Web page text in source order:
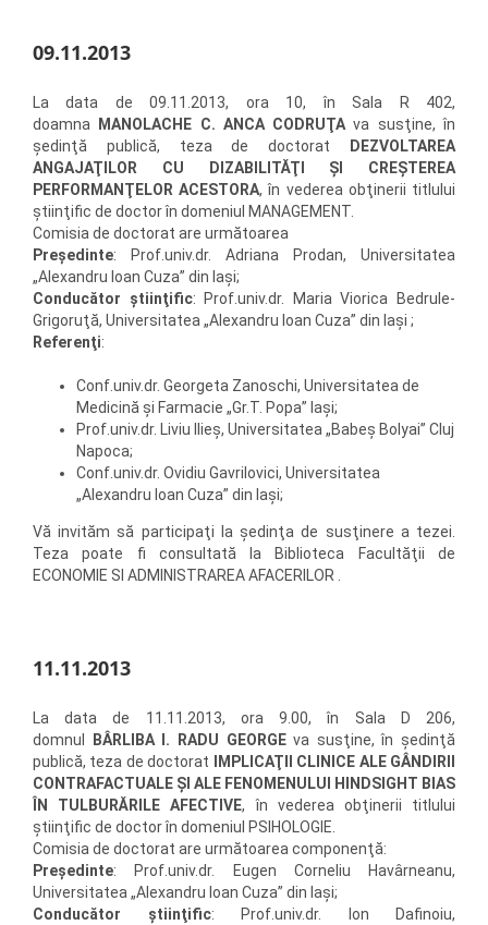
09.11.2013
La data de 09.11.2013, ora 10, în Sala R 402,
doamna
MANOLACHE C. ANCA CODRUŢA va susţine, în
şedinţă publică, teza de doctorat
DEZVOLTAREA
ANGAJAŢILOR CU DIZABILITĂŢI ŞI CREŞTEREA
PERFORMANŢELOR ACESTORA, în vederea obţinerii titlului
ştiinţific de doctor în domeniul MANAGEMENT.
Comisia de doctorat are următoarea
Preşedinte: Prof.univ.dr. Adriana Prodan, Universitatea
„Alexandru Ioan Cuza” din Iaşi;
Conducător ştiinţific: Prof.univ.dr. Maria Viorica Bedrule-
Grigoruţă, Universitatea „Alexandru Ioan Cuza” din Iaşi ;
Referenţi:
Conf.univ.dr. Georgeta Zanoschi, Universitatea de
Medicină şi Farmacie „Gr.T. Popa” Iaşi;
Prof.univ.dr. Liviu Ilieş, Universitatea „Babeş Bolyai” Cluj
Napoca;
Conf.univ.dr. Ovidiu Gavrilovici, Universitatea
„Alexandru Ioan Cuza” din Iaşi;
Vă invităm să participaţi la şedinţa de susţinere a tezei.
Teza poate fi consultată la Biblioteca Facultăţii de
ECONOMIE SI ADMINISTRAREA AFACERILOR .
11.11.2013
La data de 11.11.2013, ora 9.00, în Sala D 206,
domnul
BÂRLIBA I. RADU GEORGEva susţine, în şedinţă
publică, teza de doctorat
IMPLICAŢII CLINICE ALE GÂNDIRII
CONTRAFACTUALE ŞI ALE FENOMENULUI HINDSIGHT BIAS
ÎN TULBURĂRILE AFECTIVE, în vederea obţinerii titlului
ştiinţific de doctor în domeniul PSIHOLOGIE.
Comisia de doctorat are următoarea componenţă:
Preşedinte: Prof.univ.dr. Eugen Corneliu Havârneanu,
Universitatea „Alexandru Ioan Cuza” din Iaşi;
Conducător ştiinţific: Prof.univ.dr. Ion Dafinoiu,